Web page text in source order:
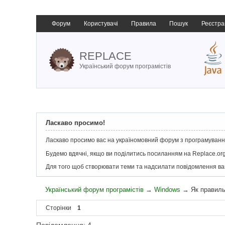
Форум Користувачі Правила Пошук
REPLACE
Український форум програмістів
Ласкаво просимо!
Ласкаво просимо вас на україномовний форум з
Будемо вдячні, якщо ви поділитись посиланням на
Для того щоб створювати теми та надсилати повідомлення
Український форум програмістів →Windows → Як
Сторінки 1